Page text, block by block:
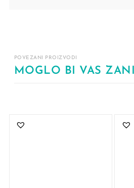
POVEZANI PROIZVODI
MOGLO BI VAS